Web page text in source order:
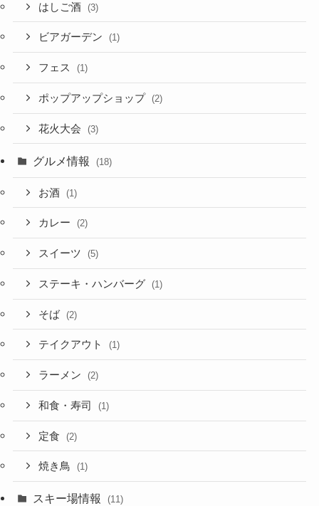
はしご酒 (3)
ビアガーデン (1)
フェス (1)
ポップアップショップ (2)
花火大会 (3)
グルメ情報 (18)
お酒 (1)
カレー (2)
スイーツ (5)
ステーキ・ハンバーグ (1)
そば (2)
テイクアウト (1)
ラーメン (2)
和食・寿司 (1)
定食 (2)
焼き鳥 (1)
スキー場情報 (11)